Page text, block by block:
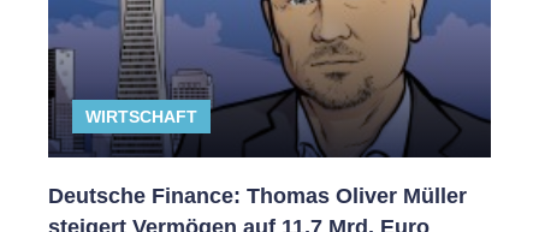
WIRTSCHAFT
Deutsche Finance: Thomas Oliver Müller
steigert Vermögen auf 11,7 Mrd. Euro